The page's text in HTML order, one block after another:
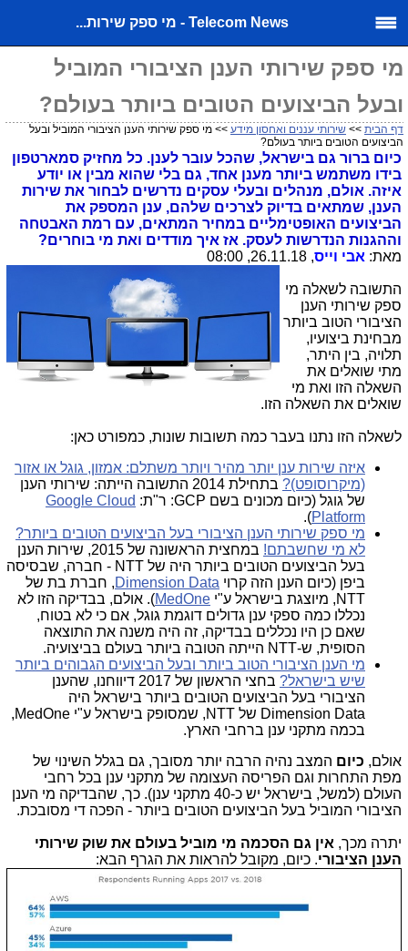
Telecom News - מי ספק שירות...
מי ספק שירותי הענן הציבורי המוביל
ובעל הביצועים הטובים ביותר בעולם?
דף הבית >> שירותי עננים ואחסון מידע >> מי ספק שירותי הענן הציבורי המוביל ובעל
הביצועים הטובים ביותר בעולם?
כיום ברור גם בישראל, שהכל עובר לענן. כל מחזיק סמארטפון
בידו משתמש ביותר מענן אחד, גם בלי שהוא מבין או יודע
איזה. אולם, מנהלים ובעלי עסקים נדרשים לבחור את שירות
הענן, שמתאים בדיוק לצרכים שלהם, ענן המספק את
הביצועים האופטימליים במחיר המתאים, עם רמת האבטחה
וההגנות הנדרשות לעסק. אז איך מודדים ואת מי בוחרים?
מאת: אבי וייס, 26.11.18, 08:00
התשובה לשאלה מי
ספק שירותי הענן
הציבורי הטוב ביותר
מבחינת ביצועיו,
תלויה, בין היתר,
מתי שואלים את
השאלה הזו ואת מי
שואלים את השאלה הזו.
לשאלה הזו נתנו בעבר כמה תשובות שונות, כמפורט כאן:
איזה שירות ענן יותר מהיר ויותר משתלם: אמזון, גוגל או אזור
(מיקרוסופט)?
בתחילת 2014 התשובה הייתה: שירותי הענן
של גוגל (כיום מכונים בשם GCP: ר"ת:
Google Cloud
Platform
).
מי ספק שירותי הענן הציבורי בעל הביצועים הטובים ביותר?
לא מי שחשבתם!
במחצית הראשונה של 2015, שירות הענן
בעל הביצועים הטובים ביותר היה של NTT - חברה, שבסיסה
ביפן (כיום הענן הזה קרוי Dimension Data, חברת בת של
NTT, מיוצגת בישראל ע"י
MedOne). אולם, בבדיקה הזו לא
נכללו כמה ספקי ענן גדולים דוגמת גוגל, אם כי לא בטוח,
שאם כן היו נכללים בבדיקה, זה היה משנה את התוצאה
הסופית, ש-NTT הייתה הטובה ביותר בעולם בביצועיה.
מי הענן הציבורי הטוב ביותר ובעל הביצועים הגבוהים ביותר
שיש בישראל?
בחצי הראשון של 2017 דיווחנו, שהענן
הציבורי בעל הביצועים הטובים ביותר בישראל היה
Dimension Data של NTT, שמסופק בישראל ע"י MedOne,
בכמה מתקני ענן ברחבי הארץ.
אולם, כיום המצב נהיה הרבה יותר מסובך, גם בגלל השינוי של
מפת התחרות וגם הפריסה העצומה של מתקני ענן בכל רחבי
העולם (למשל, בישראל יש כ-40 מתקני ענן). כך, שהבדיקה מי הענן
הציבורי המוביל בעל הביצועים הטובים ביותר - הפכה די מסובכת.
יתרה מכך, אין גם הסכמה מי מוביל בעולם את שוק שירותי
הענן הציבורי. כיום, מקובל להראות את הגרף הבא: